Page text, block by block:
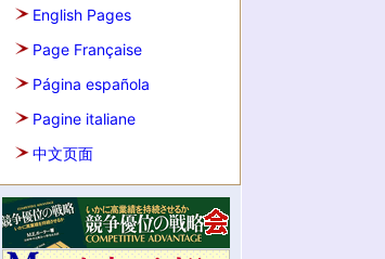
English Pages
Page Française
Página española
Pagine italiane
中文页面